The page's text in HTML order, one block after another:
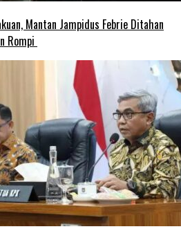
Mantan Jampidus Febrie Ditahan
Rompi